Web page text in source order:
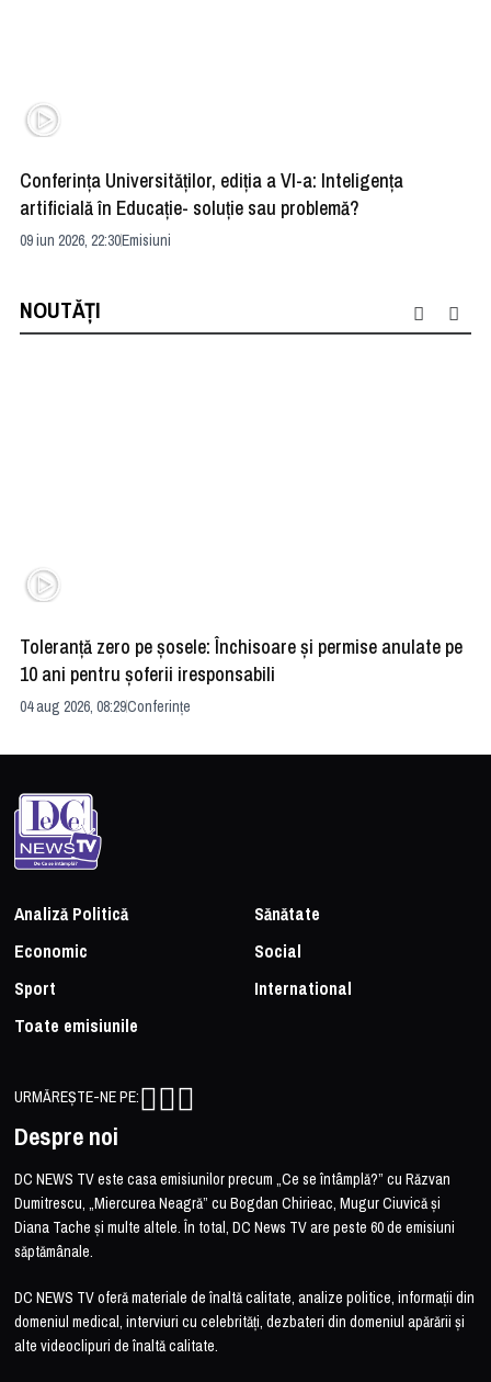
Conferința Universităților, ediția a VI-a: Inteligența
artificială în Educație- soluție sau problemă?
09 iun 2026, 22:30Emisiuni
NOUTĂȚI
Toleranță zero pe șosele: Închisoare și permise anulate pe
10 ani pentru șoferii iresponsabili
04 aug 2026, 08:29Conferințe
Analiză Politică
Sănătate
Economic
Social
Sport
International
Toate emisiunile
URMĂREȘTE-NE PE:
Despre noi
DC NEWS TV este casa emisiunilor precum „Ce se întâmplă?” cu Răzvan
Dumitrescu, „Miercurea Neagră” cu Bogdan Chirieac, Mugur Ciuvică și
Diana Tache și multe altele. În total, DC News TV are peste 60 de emisiuni
săptămânale.
DC NEWS TV oferă materiale de înaltă calitate, analize politice, informații din
domeniul medical, interviuri cu celebrități, dezbateri din domeniul apărării și
alte videoclipuri de înaltă calitate.